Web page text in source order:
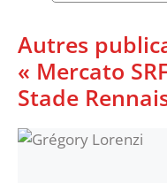
Autres
« Mercato
Stade